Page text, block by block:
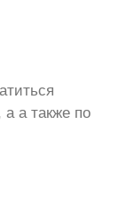
а также по